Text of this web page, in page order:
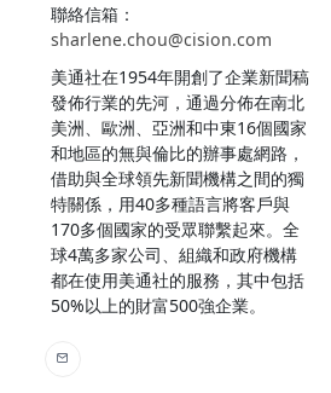
聯絡信箱：
sharlene.chou@cision.com
美通社在1954年開創了企業新聞稿
發佈行業的先河，通過分佈在南北
美洲、歐洲、亞洲和中東16個國家
和地區的無與倫比的辦事處網路，
借助與全球領先新聞機構之間的獨
特關係，用40多種語言將客戶與
170多個國家的受眾聯繫起來。全
球4萬多家公司、組織和政府機構
都在使用美通社的服務，其中包括
50%以上的財富500強企業。